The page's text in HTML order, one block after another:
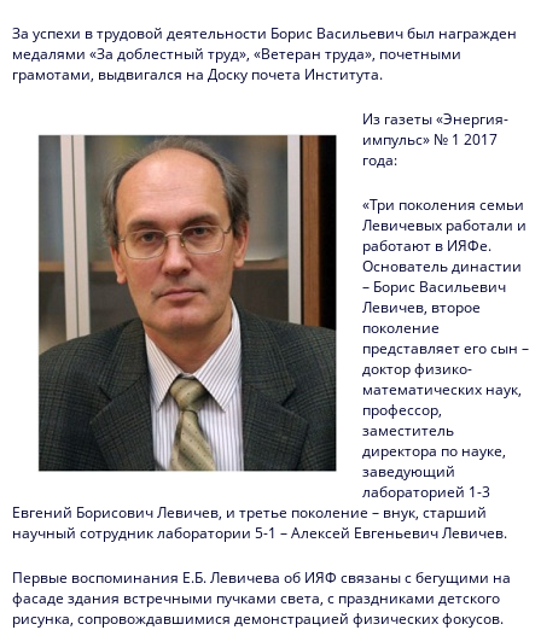
За успехи в трудовой деятельности Борис Васильевич был награжден
медалями «За доблестный труд», «Ветеран труда», почетными
грамотами, выдвигался на Доску почета Института.
Из газеты «Энергия-
импульс» № 1 2017
года:
«Три поколения семьи
Левичевых работали и
работают в ИЯФе.
Основатель династии
– Борис Васильевич
Левичев, второе
поколение
представляет его сын –
доктор физико-
математических наук,
профессор,
заместитель
директора по науке,
заведующий
лабораторией 1-3
Евгений Борисович Левичев, и третье поколение – внук, старший
научный сотрудник лаборатории 5-1 – Алексей Евгеньевич Левичев.
Первые воспоминания Е.Б. Левичева об ИЯФ связаны с бегущими на
фасаде здания встречными пучками света, с праздниками детского
рисунка, сопровождавшимися демонстрацией физических фокусов.